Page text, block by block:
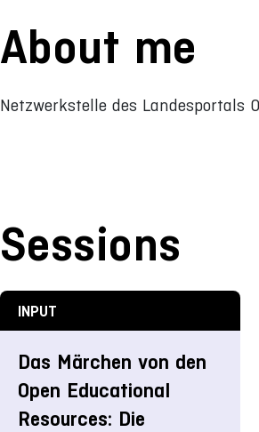
About me
Netzwerkstelle des Landesportals
Sessions
INPUT
Das Märchen von den
Open Educational
Resources: Die